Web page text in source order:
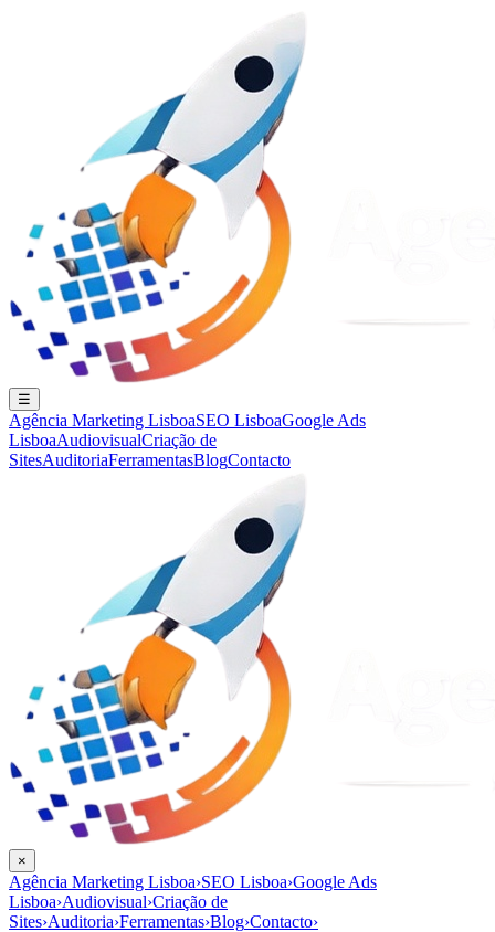
☰
Agência Marketing LisboaSEO LisboaGoogle Ads
LisboaAudiovisualCriação de
SitesAuditoriaFerramentasBlogContacto
×
Agência Marketing Lisboa›SEO Lisboa›Google Ads
Lisboa›Audiovisual›Criação de
Sites›Auditoria›Ferramentas›Blog›Contacto›